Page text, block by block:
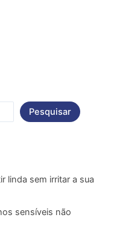
Pesquisar
linda sem irritar a sua
sensíveis não